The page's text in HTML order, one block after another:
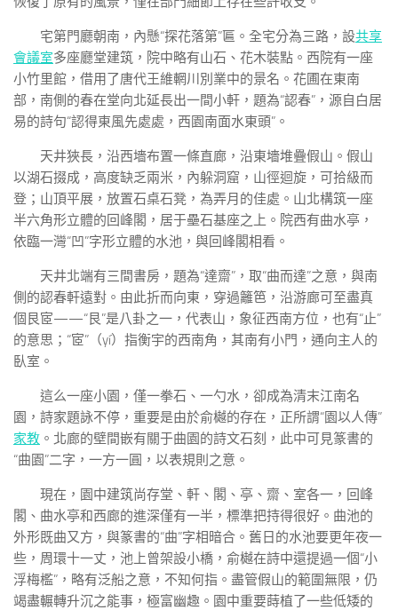
宅第門廳朝南，內懸“探花落第”匾。全宅分為三路，設共享
會議室多座廳堂建筑，院中略有山石、花木裝點。西院有一座
小竹里館，借用了唐代王維輞川別業中的景名。花圃在東南
部，南側的春在堂向北延長出一間小軒，題為“認春”，源自白居
易的詩句“認得東風先處處，西園南面水東頭”。
天井狹長，沿西墻布置一條直廊，沿東墻堆疊假山。假山
以湖石掇成，高度缺乏兩米，內躲洞窟，山徑迴旋，可拾級而
登；山頂平展，放置石桌石凳，為弄月的佳處。山北構筑一座
半六角形立體的回峰閣，居于壘石基座之上。院西有曲水亭，
依臨一灣“凹”字形立體的水池，與回峰閣相看。
天井北端有三間書房，題為“達齋”，取“曲而達”之意，與南
側的認春軒遠對。由此折而向東，穿過籬笆，沿游廊可至盡真
個艮宧——“艮”是八卦之一，代表山，象征西南方位，也有“止”
的意思；“宧”（yí）指衡宇的西南角，其南有小門，通向主人的
臥室。
這么一座小園，僅一拳石、一勺水，卻成為清末江南名
園，詩家題詠不停，重要是由於俞樾的存在，正所謂“園以人傳”
家教 。北廊的壁間嵌有關于曲園的詩文石刻，此中可見篆書的
“曲園”二字，一方一圓，以表規則之意。
現在，園中建筑尚存堂、軒、閣、亭、齋、室各一，回峰
閣、曲水亭和西廊的進深僅有一半，標準把持得很好。曲池的
外形既曲又方，與篆書的“曲”字相暗合。舊日的水池要更年夜一
些，周環十一丈，池上曾架設小橋，俞樾在詩中還提過一個“小
浮梅檻”，略有泛船之意，不知何指。盡管假山的範圍無限，仍
竭盡輾轉升沉之能事，極富幽趣。園中重要蒔植了一些低矮的